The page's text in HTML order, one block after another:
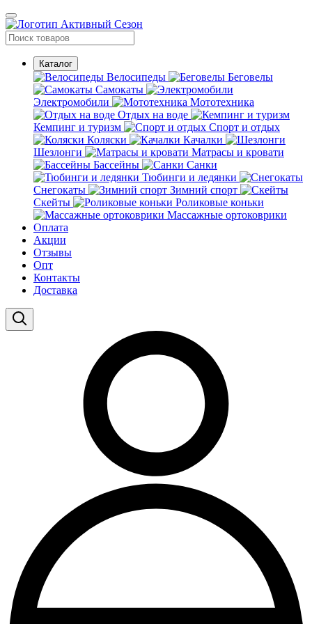
Каталог
Велосипеды
Беговелы
Самокаты
Электромобили
Мототехника
Отдых на воде
Кемпинг и туризм
Спорт и отдых
Коляски
Качалки
Шезлонги
Матрасы и кровати
Бассейны
Санки
Тюбинги и ледянки
Снегокаты
Зимний спорт
Скейты
Роликовые коньки
Массажные ортоковрики
Оплата
Акции
Отзывы
Опт
Контакты
Доставка